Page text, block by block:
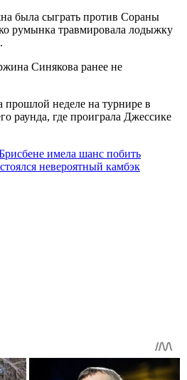
была сыграть против Сораны
румынка травмировала лодыжку
Синякова ранее не
неделе на турнире в
раунда, где проиграла Джессике
имела шанс побить
невероятный камбэк